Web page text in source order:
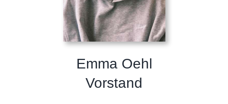
Emma Oehl
Vorstand